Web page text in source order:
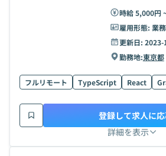
時給 5,000円
雇用形態: 業
更新日: 2023-
勤務地:東京都
フルリモート TypeScript React
詳細を表示
登録して求人に